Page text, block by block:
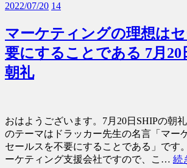
2022/07/20 14
マーケティングの理想は
要にすることである 7月
朝礼
おはようございます。7月20日SHIPの朝
のテーマはドラッカー先生の名言「マー
セールスを不要にすることである」です
ーケティング支援会社ですので、こ… 続